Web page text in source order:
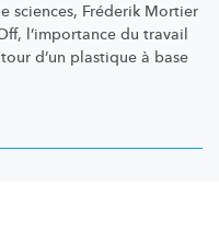
sciences, Fréderik Mortier
l’importance du travail
d’un plastique à base